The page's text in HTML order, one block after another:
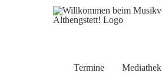
Termine Mediathek